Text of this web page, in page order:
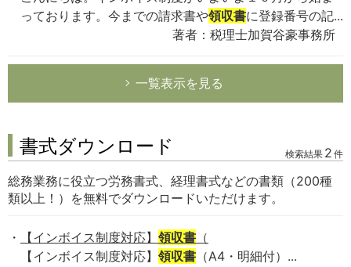
っております。今までの請求書や領収書に登録番号の記...
著者：税理士加賀谷豪事務所
一覧表示を見る
書式ダウンロード 検索結果 2 件
総務業務に役立つ労務書式、経理書式などの書類（200種
類以上！）を無料でダウンロードいただけます。
【インボイス制度対応】 領収書 （
【インボイス制度対応】 領収書 （A4・明細付）...